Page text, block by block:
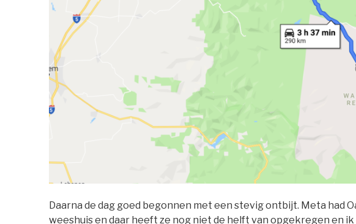
Daarna de dag goed begonnen met een stevig ontbijt. Meta had
weeshuis en daar heeft ze nog niet de helft van opgekregen en ik